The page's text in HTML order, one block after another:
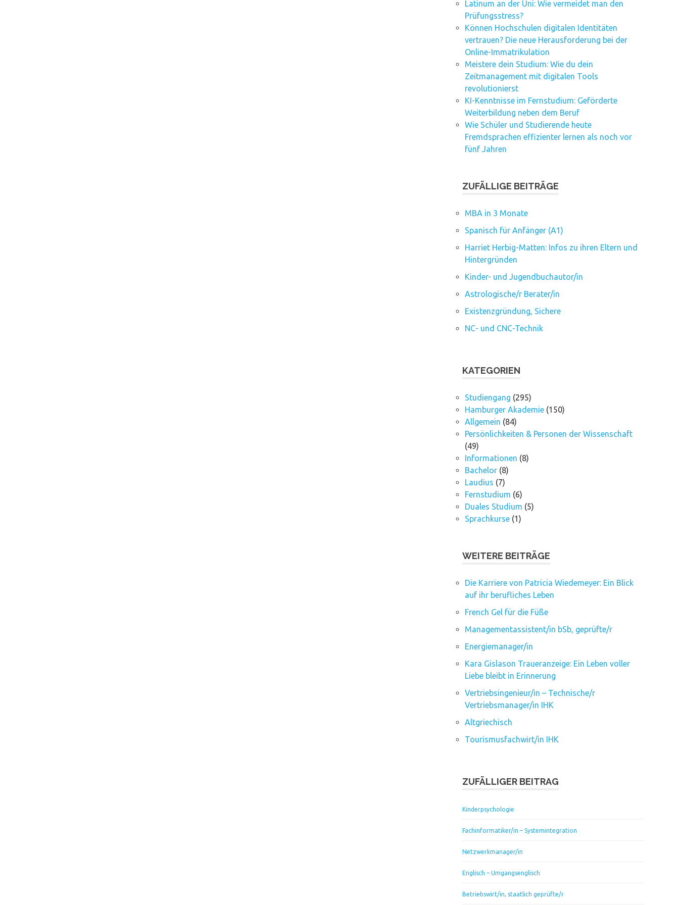
Latinum an der Uni: Wie vermeidet man den
Prüfungsstress?
Können Hochschulen digitalen Identitäten
vertrauen? Die neue Herausforderung bei der
Online-Immatrikulation
Meistere dein Studium: Wie du dein
Zeitmanagement mit digitalen Tools
revolutionierst
KI-Kenntnisse im Fernstudium: Geförderte
Weiterbildung neben dem Beruf
Wie Schüler und Studierende heute
Fremdsprachen effizienter lernen als noch vor
fünf Jahren
ZUFÄLLIGE BEITRÄGE
MBA in 3 Monate
Spanisch für Anfänger (A1)
Harriet Herbig-Matten: Infos zu ihren Eltern und
Hintergründen
Kinder- und Jugendbuchautor/in
Astrologische/r Berater/in
Existenzgründung, Sichere
NC- und CNC-Technik
KATEGORIEN
Studiengang (295)
Hamburger Akademie (150)
Allgemein (84)
Persönlichkeiten & Personen der Wissenschaft
(49)
Informationen (8)
Bachelor (8)
Laudius (7)
Fernstudium (6)
Duales Studium (5)
Sprachkurse (1)
WEITERE BEITRÄGE
Die Karriere von Patricia Wiedemeyer: Ein Blick
auf ihr berufliches Leben
French Gel für die Füße
Managementassistent/in bSb, geprüfte/r
Energiemanager/in
Kara Gislason Traueranzeige: Ein Leben voller
Liebe bleibt in Erinnerung
Vertriebsingenieur/in – Technische/r
Vertriebsmanager/in IHK
Altgriechisch
Tourismusfachwirt/in IHK
ZUFÄLLIGER BEITRAG
Kinderpsychologie
Fachinformatiker/in – Systemintegration
Netzwerkmanager/in
Englisch – Umgangsenglisch
Betriebswirt/in, staatlich geprüfte/r